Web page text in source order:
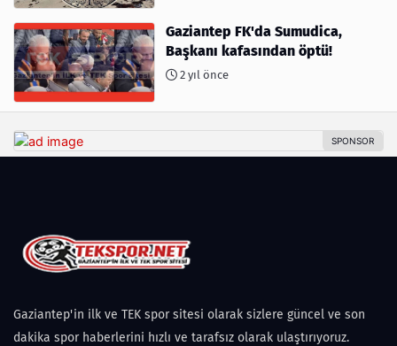
Gaziantep FK'da Sumudica,
Başkanı kafasından öptü!
2 yıl önce
Gaziantep'in ilk ve TEK spor sitesi olarak sizlere güncel ve son
dakika spor haberlerini hızlı ve tarafsız olarak ulaştırıyoruz.